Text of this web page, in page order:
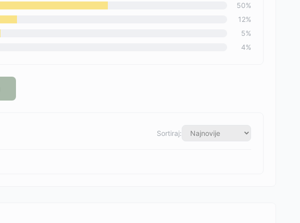
50%
12%
5%
4%
Sortiraj: